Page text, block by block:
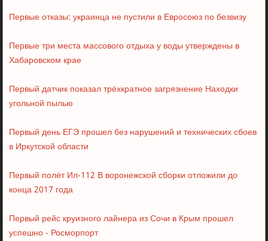
Первые отказы: украинца не пустили в Евросоюз по безвизу
Первые три места массового отдыха у воды утверждены в
Хабаровском крае
Первый датчик показал трёхкратное загрязнение Находки
угольной пылью
Первый день ЕГЭ прошел без нарушений и технических сбоев
в Иркутской области
Первый полёт Ил-112 В воронежской сборки отложили до
конца 2017 года
Первый рейс круизного лайнера из Сочи в Крым прошел
успешно - Росморпорт